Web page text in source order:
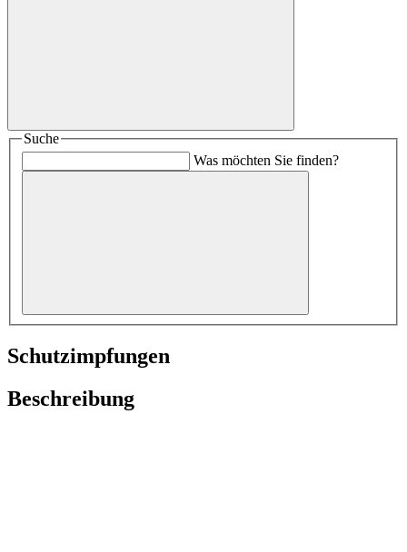
Suche
Was möchten Sie finden?
Schutzimpfungen
Beschreibung